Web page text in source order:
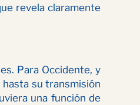
revela claramente
Para Occidente, y
su transmisión
una función de